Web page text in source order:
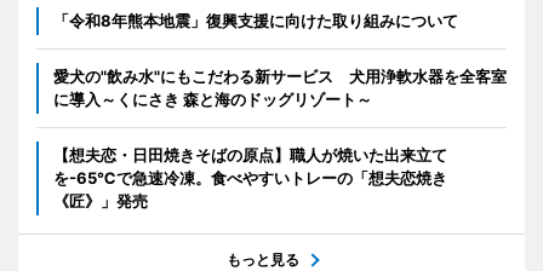
「令和8年熊本地震」復興支援に向けた取り組みについて
愛犬の"飲み水"にもこだわる新サービス 犬用浄軟水器を全客室
に導入～くにさき 森と海のドッグリゾート～
【想夫恋・日田焼きそばの原点】職人が焼いた出来立て
を-65℃で急速冷凍。食べやすいトレーの「想夫恋焼き
《匠》」発売
もっと見る